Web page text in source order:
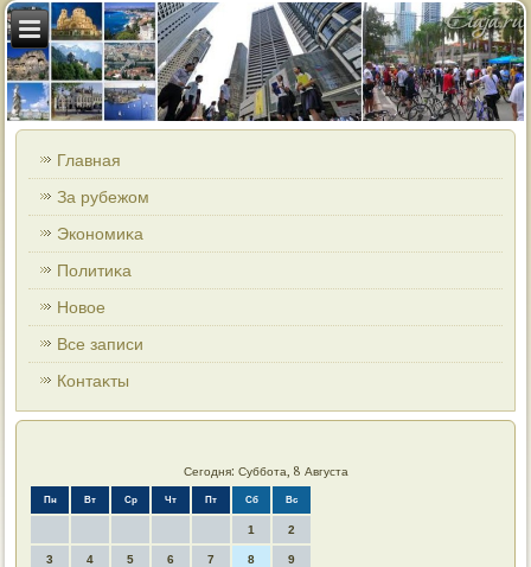
Главная
За рубежом
Экономиκа
Политиκа
Новοе
Все записи
Контаκты
Сегодня: Суббота, 8 Августа
Пн Вт Ср Чт Пт Сб Вс
1 2
3 4 5 6 7 8 9